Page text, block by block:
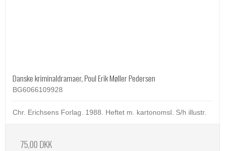
Danske kriminaldramaer, Poul Erik Møller Pedersen
BG6066109928
Chr. Erichsens Forlag. 1988. Heftet m. kartonomsl. S/h illustr.
75,00 DKK